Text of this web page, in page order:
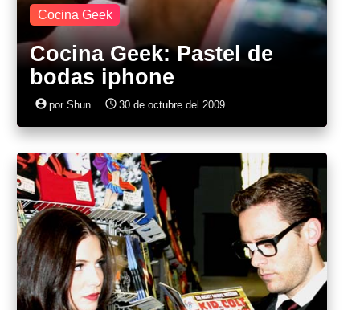
Cocina Geek
Cocina Geek: Pastel de
bodas iphone
account_circle por Shun access_time 30 de octubre del 2009